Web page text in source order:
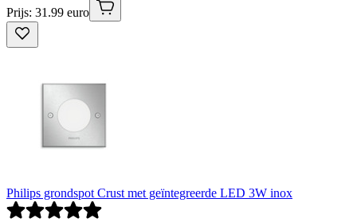
Prijs: 31.99 euro
Philips grondspot Crust met geïntegreerde LED 3W inox